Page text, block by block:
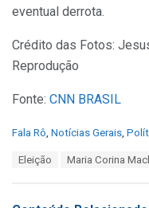
eventual derrota.
Crédito das Fotos:
Reprodução
Fonte: CNN BRASIL
C
o
Fala Rô, Notícias Gerais,
Eleição Maria Corina